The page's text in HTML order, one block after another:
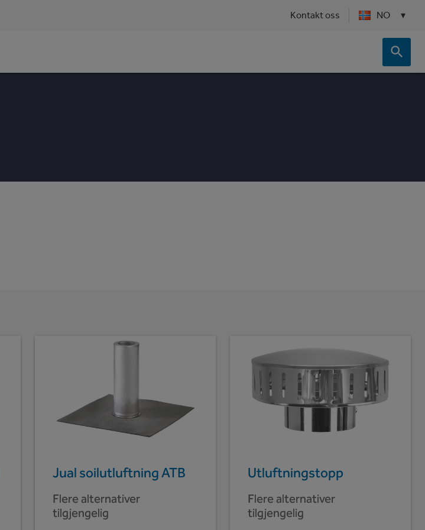
Kontakt oss NO ▾
Jual soilutluftning ATB
Flere alternativer
tilgjengelig
Utluftningstopp
Flere alternativer
tilgjengelig